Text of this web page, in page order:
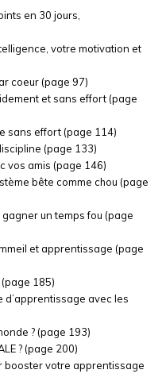
en 30 jours,
votre motivation et
coeur (page 97)
et sans effort (page
sans effort (page 114)
(page 133)
vos amis (page 146)
bête comme chou (page
un temps fou (page
et apprentissage (page
185)
avec les
? (page 193)
? (page 200)
booster votre apprentissage